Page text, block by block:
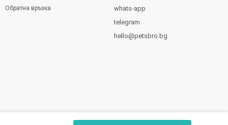
Обратна връзка
whats-app
telegram
hello@petsbro.bg